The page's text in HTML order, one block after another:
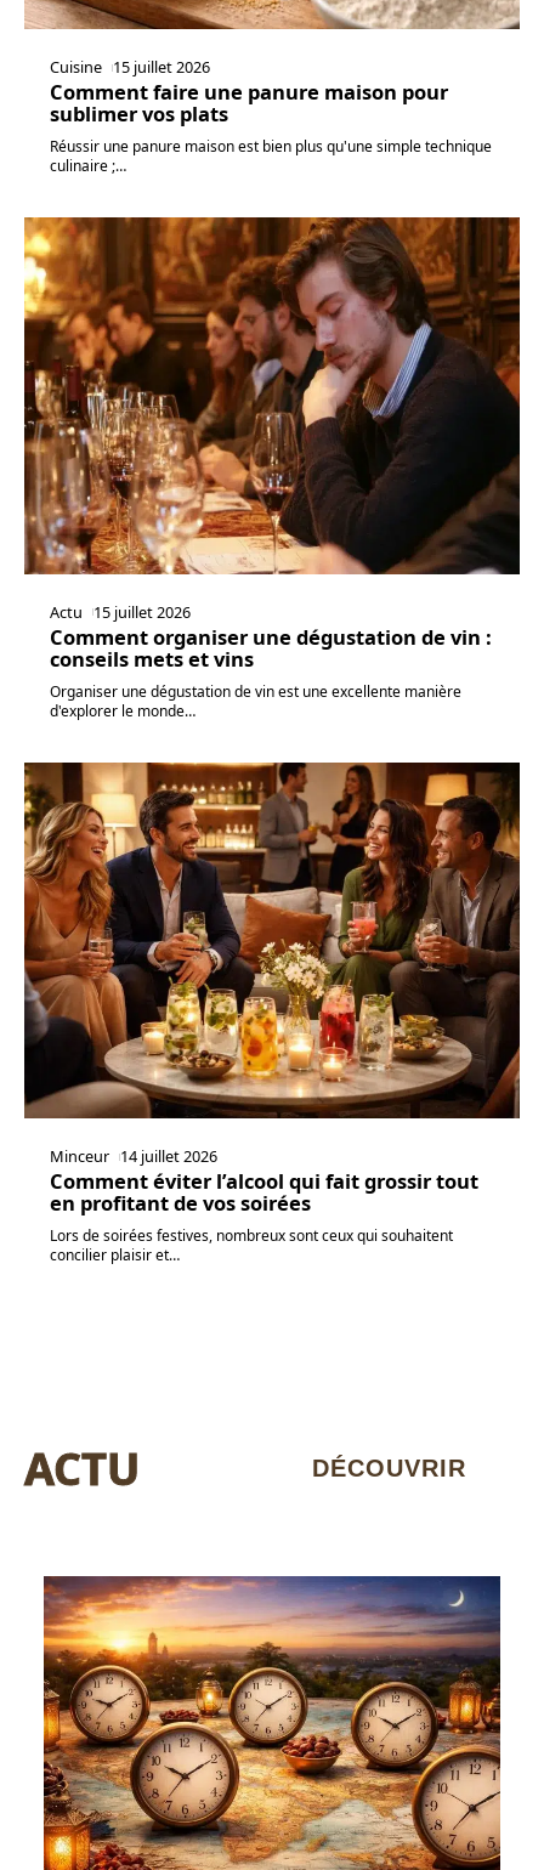
Cuisine 15 juillet 2026
Comment faire une panure maison pour
sublimer vos plats
Réussir une panure maison est bien plus qu'une simple technique
culinaire ;…
Actu 15 juillet 2026
Comment organiser une dégustation de vin :
conseils mets et vins
Organiser une dégustation de vin est une excellente manière
d'explorer le monde…
Minceur 14 juillet 2026
Comment éviter l’alcool qui fait grossir tout
en profitant de vos soirées
Lors de soirées festives, nombreux sont ceux qui souhaitent
concilier plaisir et…
ACTU DÉCOUVRIR